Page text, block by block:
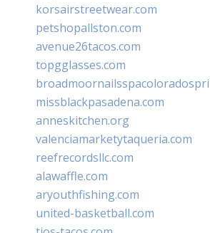
korsairstreetwear.com
petshopallston.com
avenue26tacos.com
topgglasses.com
missblackpasadena.com
anneskitchen.org
valenciamarketytaqueria.com
reefrecordsllc.com
alawaffle.com
aryouthfishing.com
united-basketball.com